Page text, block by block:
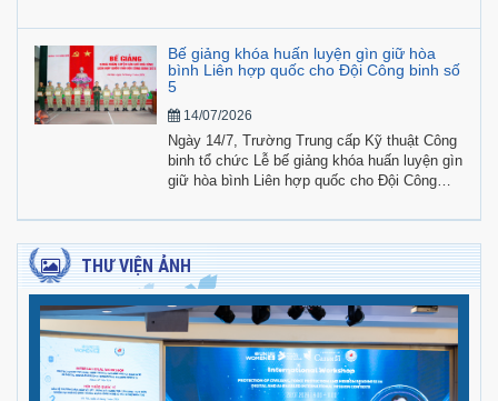
(Quân khu 9), hai lần viết đơn tình nguyện
tham gia lực lượng Phái bộ Gìn giữ hòa bình
Liên hợp quốc.
Bế giảng khóa huấn luyện gìn giữ hòa
bình Liên hợp quốc cho Đội Công binh số
5
14/07/2026
Ngày 14/7, Trường Trung cấp Kỹ thuật Công
binh tổ chức Lễ bế giảng khóa huấn luyện gìn
giữ hòa bình Liên hợp quốc cho Đội Công
THƯ VIỆN ẢNH